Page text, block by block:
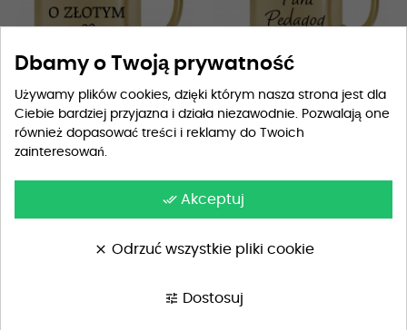
Kubek Złoty dla pedagoga...
69,90 zł
Kubek Złoty dla pedagoga...
Dbamy o Twoją prywatność
Używamy plików cookies, dzięki którym nasza strona jest dla
Ciebie bardziej przyjazna i działa niezawodnie. Pozwalają one
również dopasować treści i reklamy do Twoich
zainteresowań.
done_all Akceptuj
clear Odrzuć wszystkie pliki cookie
tune Dostosuj